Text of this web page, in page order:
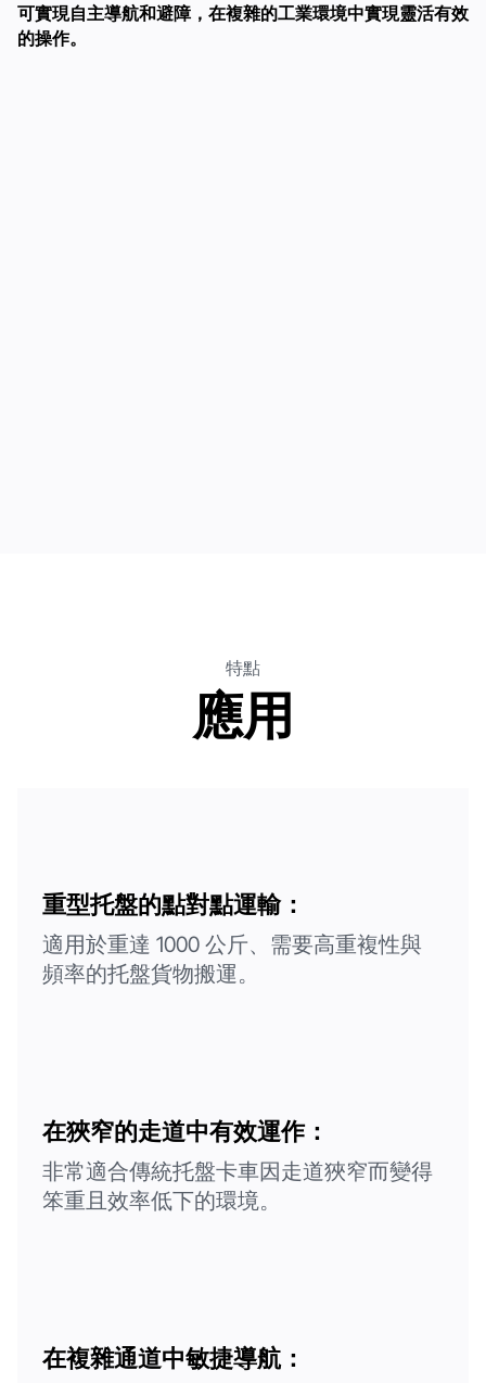
可實現自主導航和避障，在複雜的工業環境中實現靈活有效
的操作。
特點
應用
重型托盤的點對點運輸：
適用於重達 1000 公斤、需要高重複性與
頻率的托盤貨物搬運。
在狹窄的走道中有效運作：
非常適合傳統托盤卡車因走道狹窄而變得
笨重且效率低下的環境。
在複雜通道中敏捷導航：